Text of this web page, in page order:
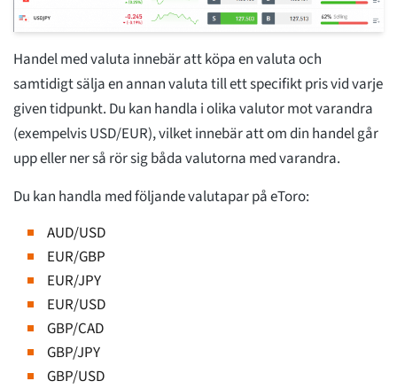
Handel med valuta innebär att köpa en valuta och
samtidigt sälja en annan valuta till ett specifikt pris vid varje
given tidpunkt. Du kan handla i olika valutor mot varandra
(exempelvis USD/EUR), vilket innebär att om din handel går
upp eller ner så rör sig båda valutorna med varandra.
Du kan handla med följande valutapar på eToro:
AUD/USD
EUR/GBP
EUR/JPY
EUR/USD
GBP/CAD
GBP/JPY
GBP/USD